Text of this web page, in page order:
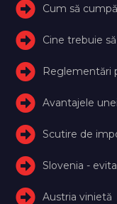
Cum să
Cine trebuie
Reglementări
Avantajele
Scutire de
Slovenia -
Austria vinietă